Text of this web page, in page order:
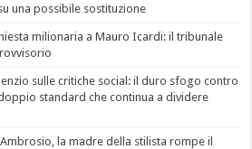
una possibile sostituzione
milionaria a Mauro Icardi: il tribunale
sulle critiche social: il duro sfogo contro
standard che continua a dividere
la madre della stilista rompe il